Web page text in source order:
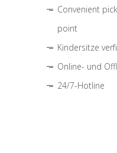
Convenient
point
Kindersitze
Online- und
24/7-Hotline